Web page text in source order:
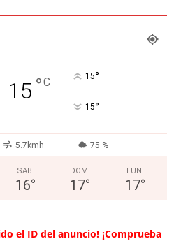
15 °C 15°
15°
5.7kmh 75 %
SAB
16°
DOM
17°
LUN
17°
el ID del anuncio! ¡Comprueba